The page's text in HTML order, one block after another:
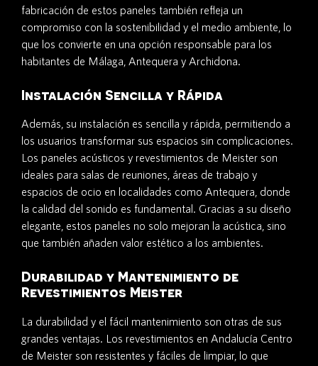
fabricación de estos paneles también refleja un
compromiso con la sostenibilidad y el medio ambiente, lo
que los convierte en una opción responsable para los
habitantes de Málaga, Antequera y Archidona.
Instalación Sencilla y Rápida
Además, su instalación es sencilla y rápida, permitiendo a
los usuarios transformar sus espacios sin complicaciones.
Los paneles acústicos y revestimientos de Meister son
ideales para salas de reuniones, áreas de trabajo y
espacios de ocio en localidades como Antequera, donde
la calidad del sonido es fundamental. Gracias a su diseño
elegante, estos paneles no solo mejoran la acústica, sino
que también añaden valor estético a los ambientes.
Durabilidad y Mantenimiento de
Revestimientos Meister
La durabilidad y el fácil mantenimiento son otras de sus
grandes ventajas. Los revestimientos en Andalucía Centro
de Meister son resistentes y fáciles de limpiar, lo que